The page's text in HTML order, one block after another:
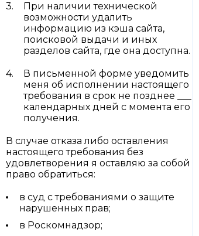
При наличии технической
возможности удалить
информацию из кэша сайта,
поисковой выдачи и иных
разделов сайта, где она доступна.
В письменной форме уведомить
меня об исполнении настоящего
требования в срок не позднее ___
календарных дней с момента его
получения.
В случае отказа либо оставления
настоящего требования без
удовлетворения я оставляю за собой
право обратиться:
в суд с требованиями о защите
нарушенных прав;
в Роскомнадзор;